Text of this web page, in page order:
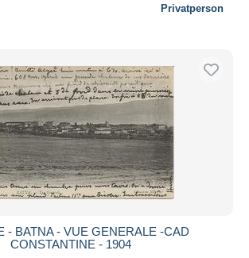
Privatperson
- BATNA - VUE GENERALE -CAD
CONSTANTINE - 1904